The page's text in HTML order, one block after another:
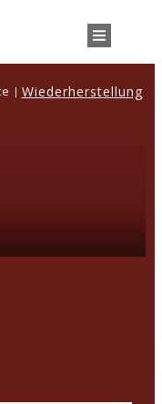
| Wiederherstellung